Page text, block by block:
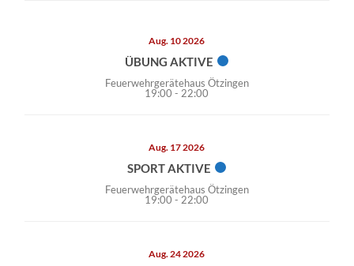
Aug. 10 2026
ÜBUNG AKTIVE
Feuerwehrgerätehaus Ötzingen
19:00 - 22:00
Aug. 17 2026
SPORT AKTIVE
Feuerwehrgerätehaus Ötzingen
19:00 - 22:00
Aug. 24 2026